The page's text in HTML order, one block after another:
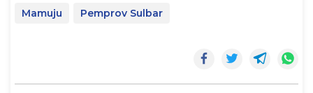
Mamuju Pemprov Sulbar